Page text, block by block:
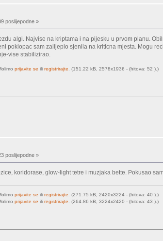
poslijepodne »
algi. Najvise na kriptama i na pijesku u prvom planu.
poklopac sam zalijepio sjenila na kriticna mjesta. Mogu
vise stabilizirao.
prijavite se ili registrirajte . (151.22 kB, 2578x1936 - (hitova: 52 ).)
poslijepodne »
koridorase, glow-light tetre i muzjaka bette. Pokusao
prijavite se ili registrirajte . (271.75 kB, 2420x3224 - (hitova: 40 ).)
prijavite se ili registrirajte . (264.86 kB, 3224x2420 - (hitova: 43 ).)